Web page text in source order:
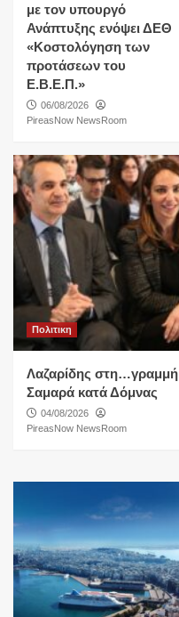
με τον υπουργό
Ανάπτυξης ενόψει ΔΕΘ
«Κοστολόγηση των
προτάσεων του
Ε.Β.Ε.Π.»
06/08/2026
PireasNow NewsRoom
Πολιτικη
Λαζαρίδης στη…γραμμή
Σαμαρά κατά Δόμνας
04/08/2026
PireasNow NewsRoom